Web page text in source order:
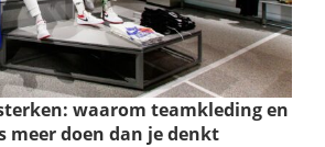
waarom teamkleding en
meer doen dan je denkt